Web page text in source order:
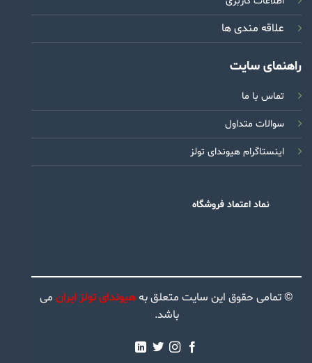
علاقه مندی ها
راهنمای سایت
تماس با ما
سوالات متداول
اینستاگرام هیوندای تولز
نماد اعتماد فروشگاه
© تمامی حقوق این سایت متعلق به هیوندای تولز ایران می
باشد.